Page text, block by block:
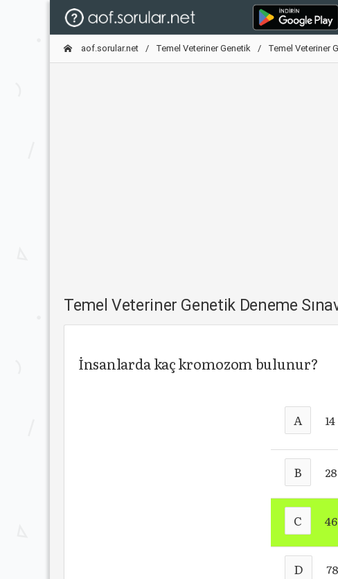
aof.sorular.net Temel Veteriner Genetik Temel Veteriner
Temel Veteriner Genetik Deneme
İnsanlarda kaç kromozom bulunur?
A 14
B 28
C 46
D 78